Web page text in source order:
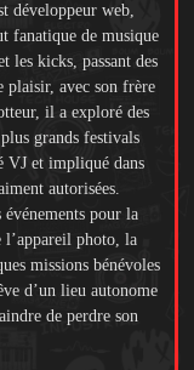
développeur web,
fanatique de musique
les kicks, passant des
plaisir, avec son frère
il a exploré des
grands festivals
VJ et impliqué dans
autorisées.
pour la
l’appareil photo, la
missions bénévoles
d’un lieu autonome
de perdre son